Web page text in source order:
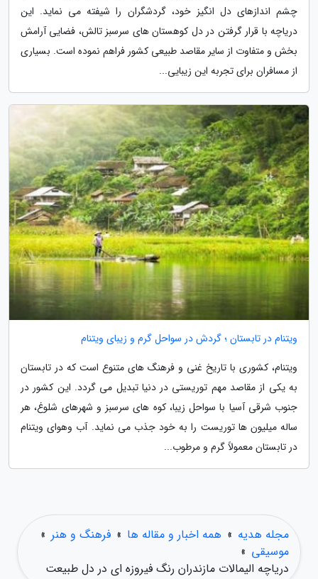
چشم اندازهای دل انگیز خود، گردشگران را شیفته می نماید. این
دریاچه با قرار گرفتن در دل کوهستان های سرسبز تالش، فضایی آرامش
بخش و متفاوت از سایر مقاصد طبیعی کشور فراهم نموده است. بسیاری
از مسافران برای تجربه این زیبایی...
ویتنام در تابستان ؛ گردش در سواحل گرم و زیبای ویتنام
ویتنام، کشوری با تاریخ غنی و فرهنگ های متنوع است که در تابستان
به یکی از مقاصد مهم توریستی در دنیا تبدیل می گردد. این کشور در
جنوب شرقی آسیا با سواحل زیبا، کوه های سرسبز و شهرهای شلوغ، هر
ساله میلیون ها توریست را به خود جذب می نماید. آب وهوای ویتنام
در تابستان معمولاً گرم و مرطوب...
مجله هدیه » همه اخبار و مقاله ها » فرهنگ و هنر »
موسیقی »
دریاچه الیمالات مازندران رنگ فیروزه ای در دل طبیعت